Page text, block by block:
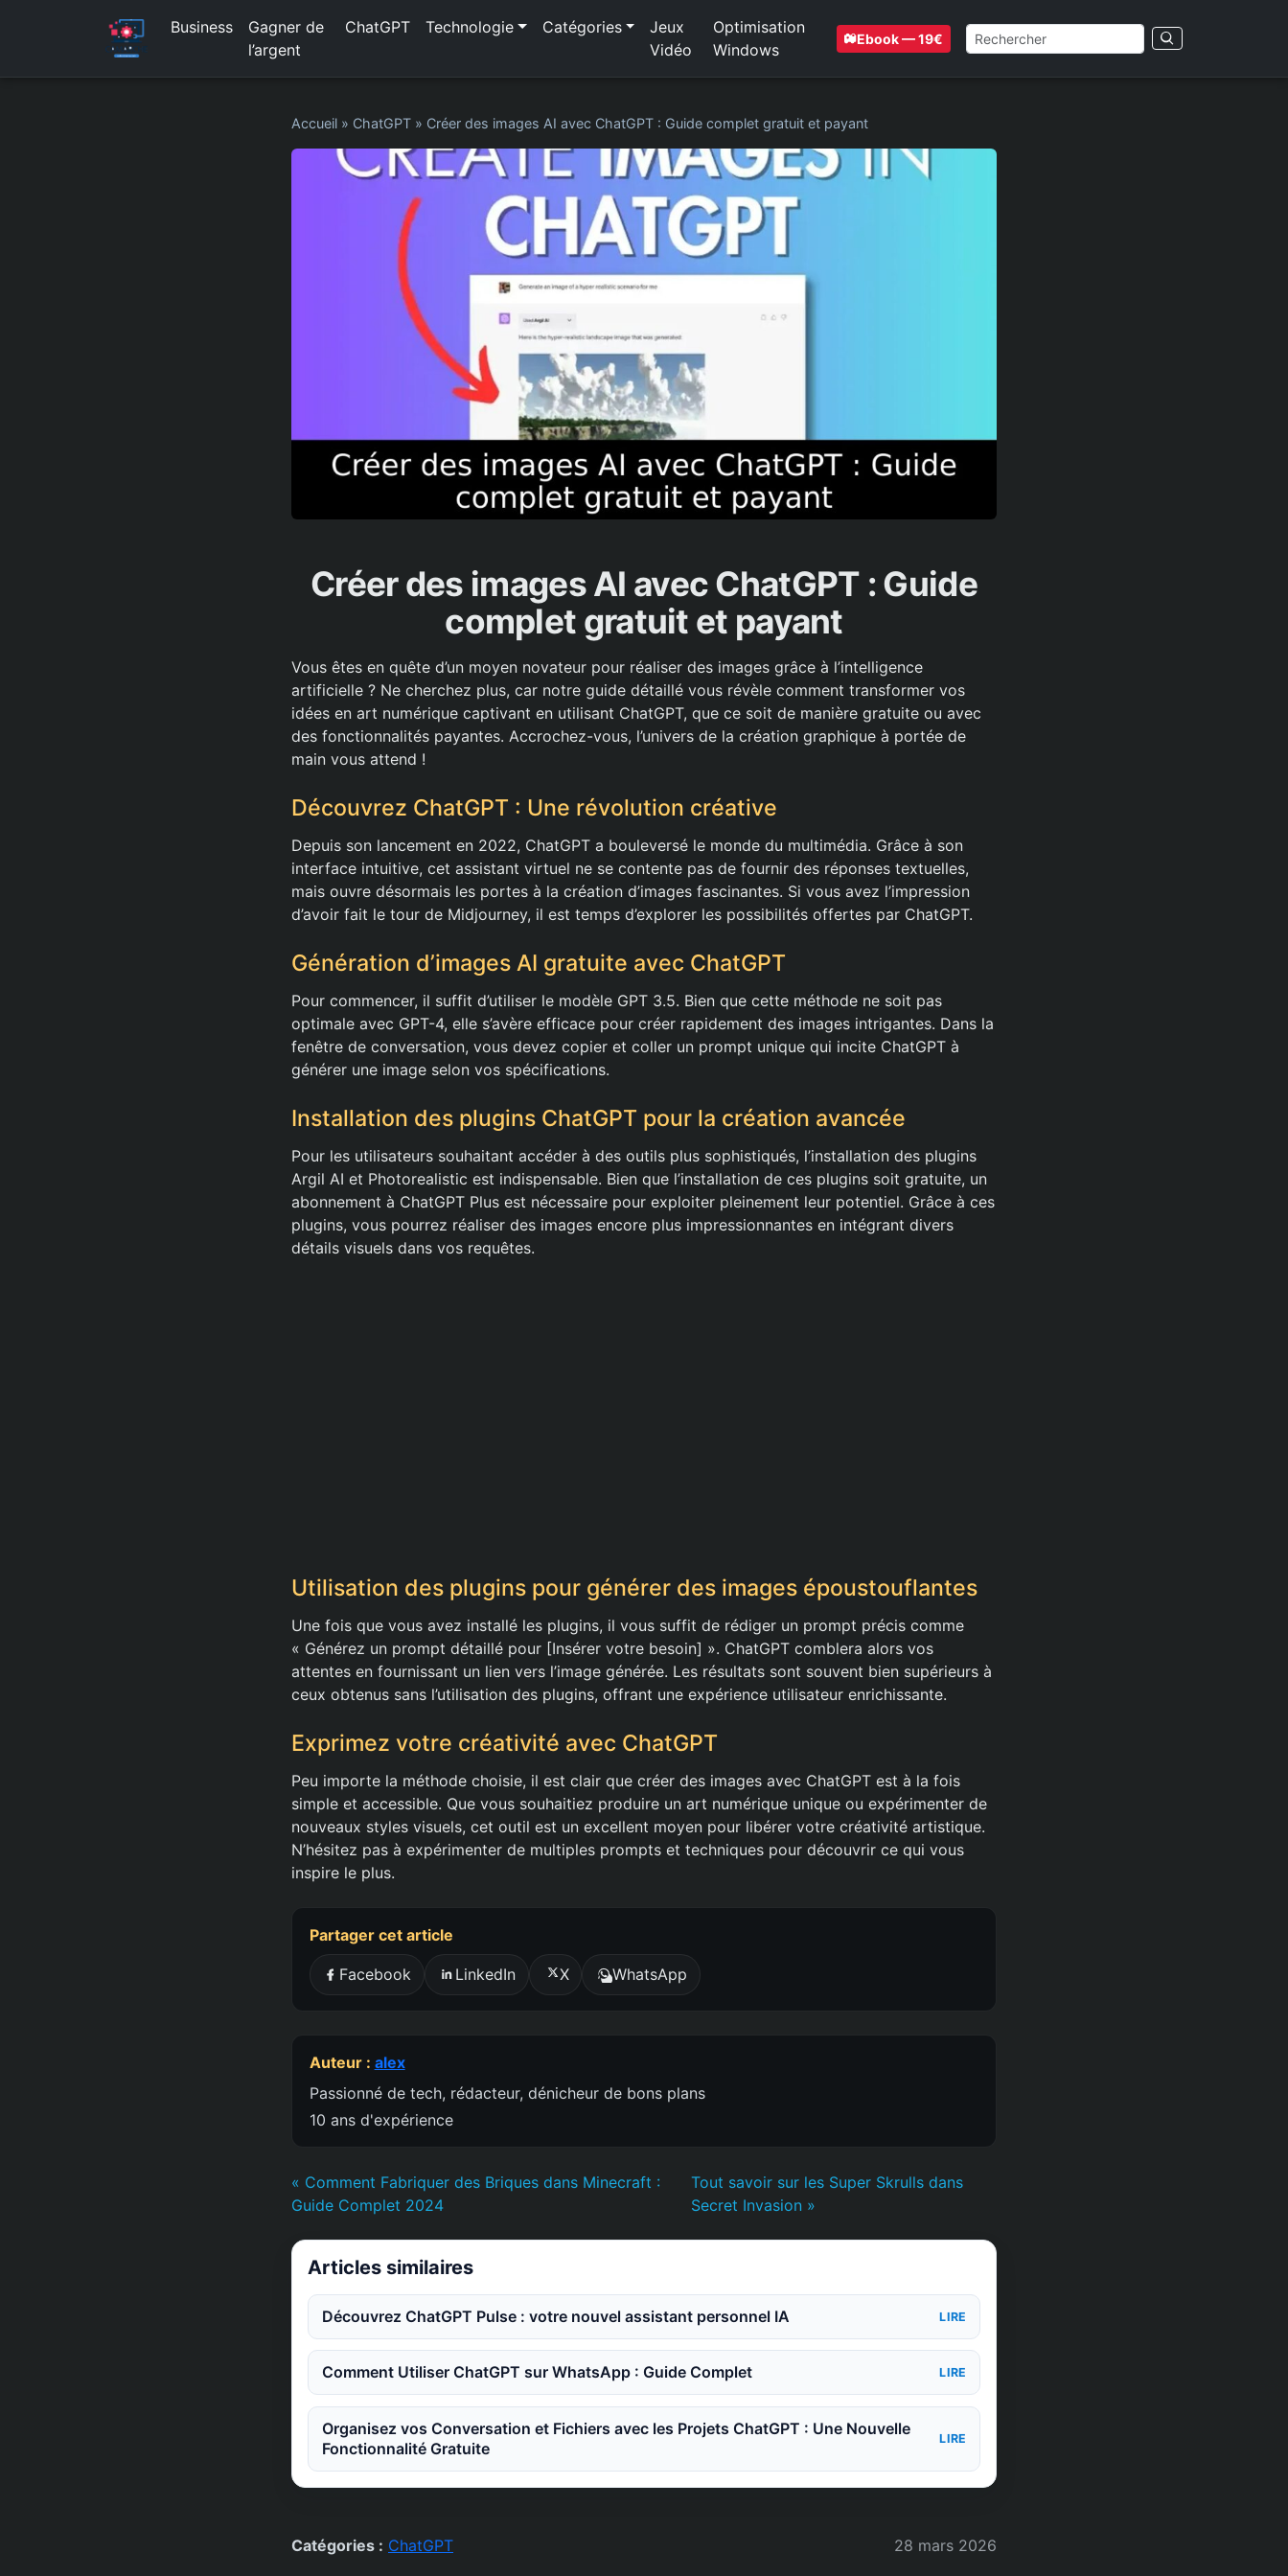
Business
Gagner de
l’argent
ChatGPT Technologie Catégories
Jeux
Vidéo
Optimisation
Windows
Ebook — 19€
Accueil » ChatGPT » Créer des images AI avec ChatGPT : Guide complet gratuit et payant
Créer des images AI avec ChatGPT : Guide
complet gratuit et payant
Vous êtes en quête d’un moyen novateur pour réaliser des images grâce à l’intelligence
artificielle ? Ne cherchez plus, car notre guide détaillé vous révèle comment transformer vos
idées en art numérique captivant en utilisant ChatGPT, que ce soit de manière gratuite ou avec
des fonctionnalités payantes. Accrochez-vous, l’univers de la création graphique à portée de
main vous attend !
Découvrez ChatGPT : Une révolution créative
Depuis son lancement en 2022, ChatGPT a bouleversé le monde du multimédia. Grâce à son
interface intuitive, cet assistant virtuel ne se contente pas de fournir des réponses textuelles,
mais ouvre désormais les portes à la création d’images fascinantes. Si vous avez l’impression
d’avoir fait le tour de Midjourney, il est temps d’explorer les possibilités offertes par ChatGPT.
Génération d’images AI gratuite avec ChatGPT
Pour commencer, il suffit d’utiliser le modèle GPT 3.5. Bien que cette méthode ne soit pas
optimale avec GPT-4, elle s’avère efficace pour créer rapidement des images intrigantes. Dans la
fenêtre de conversation, vous devez copier et coller un prompt unique qui incite ChatGPT à
générer une image selon vos spécifications.
Installation des plugins ChatGPT pour la création avancée
Pour les utilisateurs souhaitant accéder à des outils plus sophistiqués, l’installation des plugins
Argil AI et Photorealistic est indispensable. Bien que l’installation de ces plugins soit gratuite, un
abonnement à ChatGPT Plus est nécessaire pour exploiter pleinement leur potentiel. Grâce à ces
plugins, vous pourrez réaliser des images encore plus impressionnantes en intégrant divers
détails visuels dans vos requêtes.
Utilisation des plugins pour générer des images époustouflantes
Une fois que vous avez installé les plugins, il vous suffit de rédiger un prompt précis comme
« Générez un prompt détaillé pour [Insérer votre besoin] ». ChatGPT comblera alors vos
attentes en fournissant un lien vers l’image générée. Les résultats sont souvent bien supérieurs à
ceux obtenus sans l’utilisation des plugins, offrant une expérience utilisateur enrichissante.
Exprimez votre créativité avec ChatGPT
Peu importe la méthode choisie, il est clair que créer des images avec ChatGPT est à la fois
simple et accessible. Que vous souhaitiez produire un art numérique unique ou expérimenter de
nouveaux styles visuels, cet outil est un excellent moyen pour libérer votre créativité artistique.
N’hésitez pas à expérimenter de multiples prompts et techniques pour découvrir ce qui vous
inspire le plus.
Partager cet article
Facebook LinkedIn X WhatsApp
Auteur : alex
Passionné de tech, rédacteur, dénicheur de bons plans
10 ans d'expérience
« Comment Fabriquer des Briques dans Minecraft :
Guide Complet 2024
Tout savoir sur les Super Skrulls dans
Secret Invasion »
Articles similaires
Découvrez ChatGPT Pulse : votre nouvel assistant personnel IA LIRE
Comment Utiliser ChatGPT sur WhatsApp : Guide Complet LIRE
Organisez vos Conversation et Fichiers avec les Projets ChatGPT : Une Nouvelle
Fonctionnalité Gratuite
LIRE
Catégories : ChatGPT 28 mars 2026